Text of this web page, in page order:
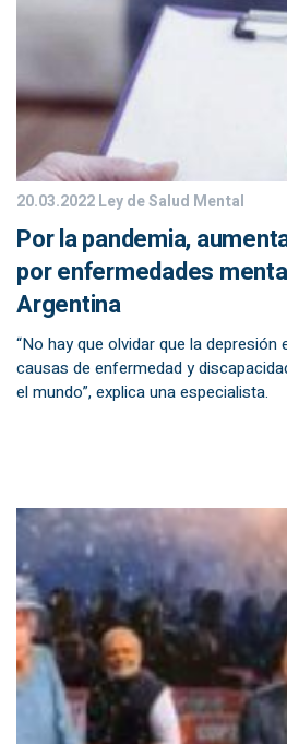
20.03.2022Ley de Salud Mental
Por la pandemia,
por enfermedades
Argentina
“No hay que olvidar que la depresión
causas de enfermedad y
el mundo”, explica una especialista.